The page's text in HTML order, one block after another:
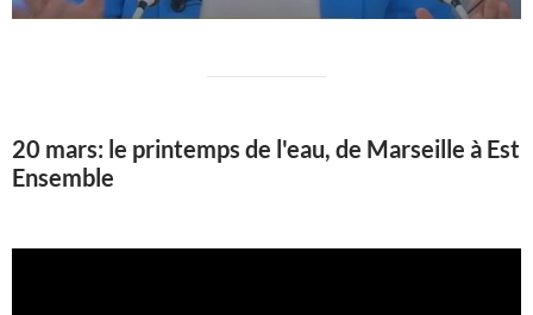
20 mars: le printemps de l'eau, de Marseille à Est
Ensemble